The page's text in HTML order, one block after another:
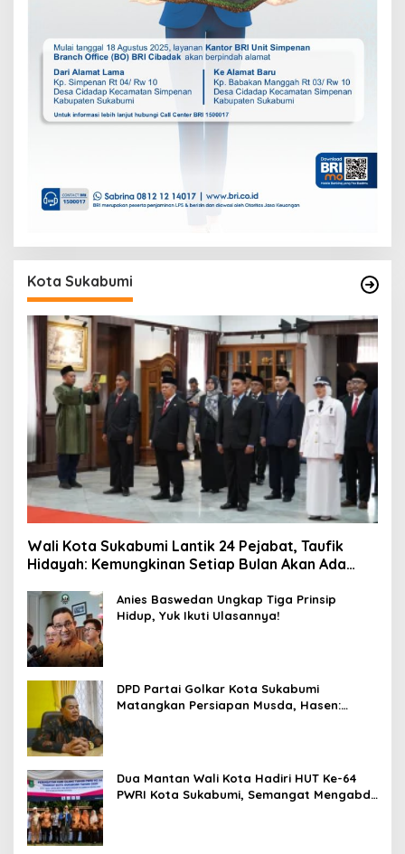
Kota Sukabumi
Wali Kota Sukabumi Lantik 24 Pejabat, Taufik
Hidayah: Kemungkinan Setiap Bulan Akan Ada
Anies Baswedan Ungkap Tiga Prinsip
Hidup, Yuk Ikuti Ulasannya!
DPD Partai Golkar Kota Sukabumi
Matangkan Persiapan Musda, Hasen:
Dua Mantan Wali Kota Hadiri HUT Ke-64
PWRI Kota Sukabumi, Semangat Mengabdi